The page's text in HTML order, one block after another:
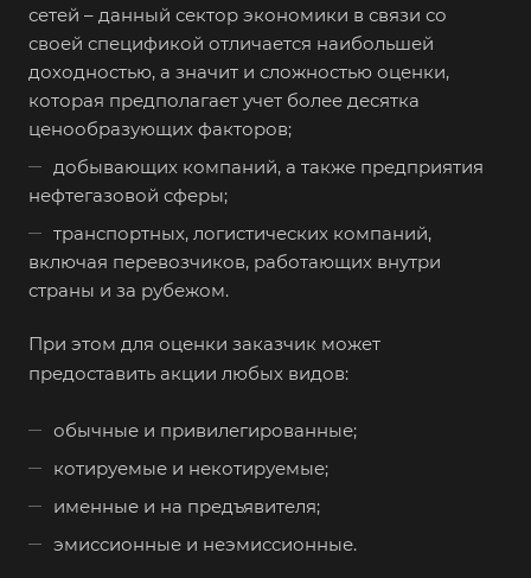
сетей – данный сектор экономики в связи со
своей спецификой отличается наибольшей
доходностью, а значит и сложностью оценки,
которая предполагает учет более десятка
ценообразующих факторов;
добывающих компаний, а также предприятия
нефтегазовой сферы;
транспортных, логистических компаний,
включая перевозчиков, работающих внутри
страны и за рубежом.
При этом для оценки заказчик может
предоставить акции любых видов:
обычные и привилегированные;
котируемые и некотируемые;
именные и на предъявителя;
эмиссионные и неэмиссионные.